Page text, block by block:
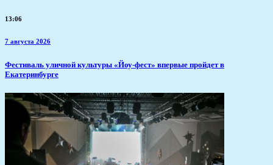
13:06
7 августа 2026
​Фестиваль уличной культуры «Йоу-фест» впервые пройдет в
Екатеринбурге